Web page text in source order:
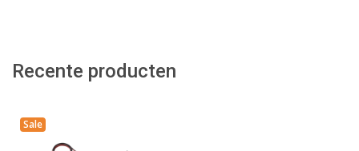
Recente producten
Sale